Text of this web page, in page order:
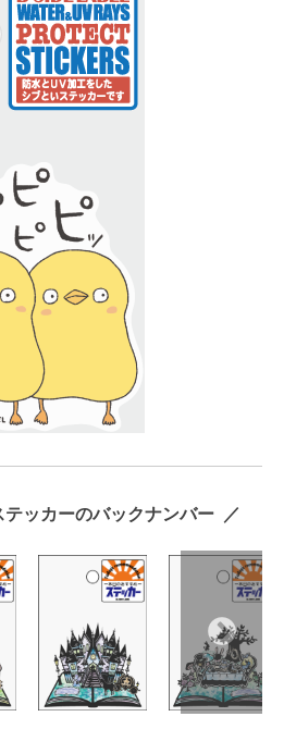
ッカーのバックナンバー ／